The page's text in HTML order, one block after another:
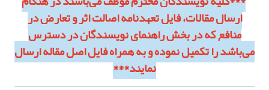
ارسال مقالات، فایل تعهدنامه اصالت اثر و تعارض در
منافع که در بخش راهنمای نویسندگان در دسترس
می‌باشد را تکمیل نموده و به همراه فایل اصل مقاله ارسال
نمایند***